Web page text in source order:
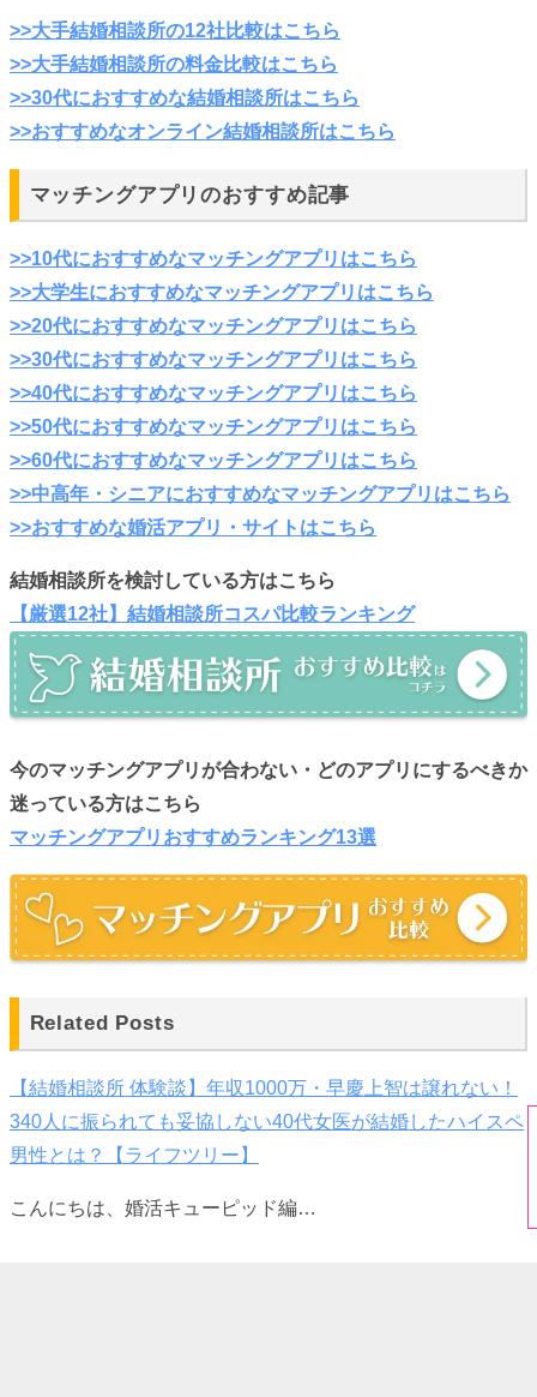
>>大手結婚相談所の12社比較はこちら
>>大手結婚相談所の料金比較はこちら
>>30代におすすめな結婚相談所はこちら
>>おすすめなオンライン結婚相談所はこちら
マッチングアプリのおすすめ記事
>>10代におすすめなマッチングアプリはこちら
>>大学生におすすめなマッチングアプリはこちら
>>20代におすすめなマッチングアプリはこちら
>>30代におすすめなマッチングアプリはこちら
>>40代におすすめなマッチングアプリはこちら
>>50代におすすめなマッチングアプリはこちら
>>60代におすすめなマッチングアプリはこちら
>>中高年・シニアにおすすめなマッチングアプリはこちら
>>おすすめな婚活アプリ・サイトはこちら
結婚相談所を検討している方はこちら
【厳選12社】結婚相談所コスパ比較ランキング
今のマッチングアプリが合わない・どのアプリにするべきか
迷っている方はこちら
マッチングアプリおすすめランキング13選
Related Posts
【結婚相談所 体験談】年収1000万・早慶上智は譲れない！
340人に振られても妥協しない40代女医が結婚したハイスペ
男性とは？【ライフツリー】
こんにちは、婚活キューピッド編…